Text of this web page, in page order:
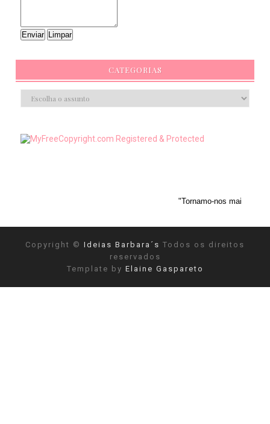
CATEGORIAS
"Tornamo-nos mais objetivos depois
Copyright © Ideias Barbara´s Todos os direitos
reservados
Template by Elaine Gaspareto